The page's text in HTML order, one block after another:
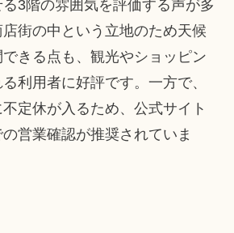
3階の雰囲気を評価する声が多
街の中という立地のため天候
きる点も、観光やショッピン
利用者に好評です。一方で、
定休が入るため、公式サイト
営業確認が推奨されていま